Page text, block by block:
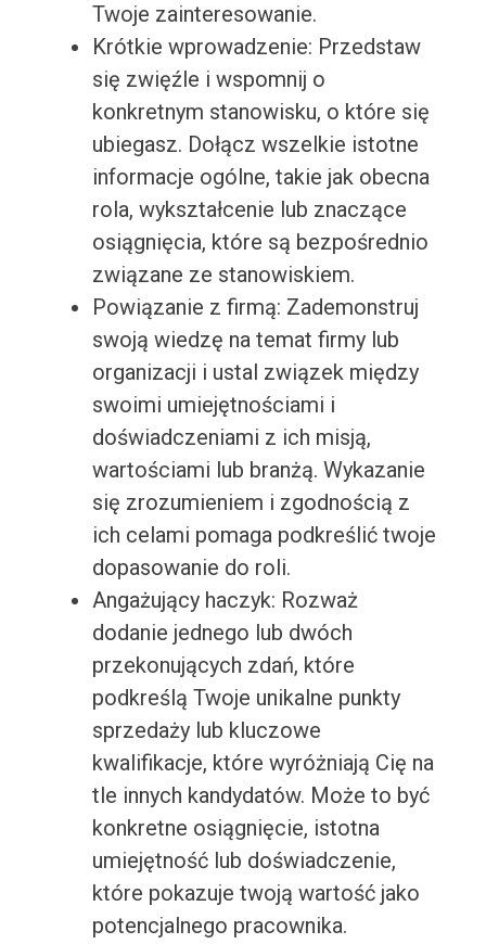
Twoje zainteresowanie.
Krótkie wprowadzenie: Przedstaw
się zwięźle i wspomnij o
konkretnym stanowisku, o które się
ubiegasz. Dołącz wszelkie istotne
informacje ogólne, takie jak obecna
rola, wykształcenie lub znaczące
osiągnięcia, które są bezpośrednio
związane ze stanowiskiem.
Powiązanie z firmą: Zademonstruj
swoją wiedzę na temat firmy lub
organizacji i ustal związek między
swoimi umiejętnościami i
doświadczeniami z ich misją,
wartościami lub branżą. Wykazanie
się zrozumieniem i zgodnością z
ich celami pomaga podkreślić twoje
dopasowanie do roli.
Angażujący haczyk: Rozważ
dodanie jednego lub dwóch
przekonujących zdań, które
podkreślą Twoje unikalne punkty
sprzedaży lub kluczowe
kwalifikacje, które wyróżniają Cię na
tle innych kandydatów. Może to być
konkretne osiągnięcie, istotna
umiejętność lub doświadczenie,
które pokazuje twoją wartość jako
potencjalnego pracownika.